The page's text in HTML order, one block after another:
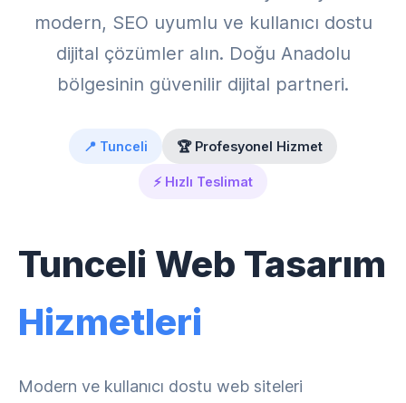
modern, SEO uyumlu ve kullanıcı dostu
dijital çözümler alın. Doğu Anadolu
bölgesinin güvenilir dijital partneri.
📍 Tunceli 🏆 Profesyonel Hizmet
⚡ Hızlı Teslimat
Tunceli Web Tasarım
Hizmetleri
Modern ve kullanıcı dostu web siteleri